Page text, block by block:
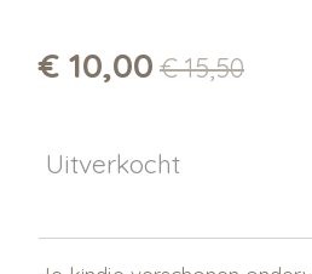
€ 10,00 € 15,50
Uitverkocht